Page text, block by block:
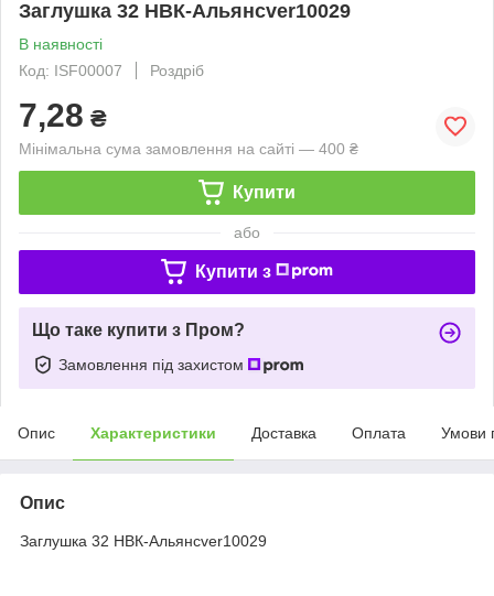
Заглушка 32 НВК-Альянсver10029
В наявності
Код: ISF00007
Роздріб
7,28 ₴
Мінімальна сума замовлення на сайті — 400 ₴
Купити
або
Купити з
Що таке купити з Пром?
Замовлення під захистом
Опис Характеристики Доставка Оплата Умови
Опис
Заглушка 32 НВК-Альянсver10029